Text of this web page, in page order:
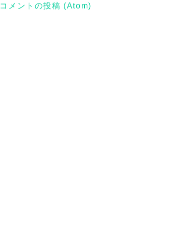
コメントの投稿 (Atom)